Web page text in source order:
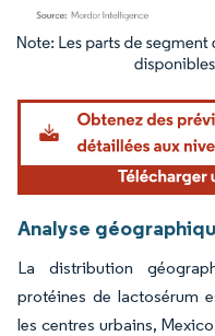
Image © Mordor Intelligence. La
Analyse
La distribution
protéines de lactosérum
les centres urbains,